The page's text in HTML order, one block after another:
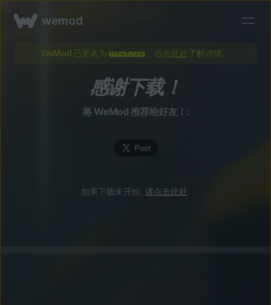
wemod
WeMod 已更名为 。点击此处了解详情。
感谢下载！
将 WeMod 推荐给好友！:
如果下载未开始, 请点击此处.